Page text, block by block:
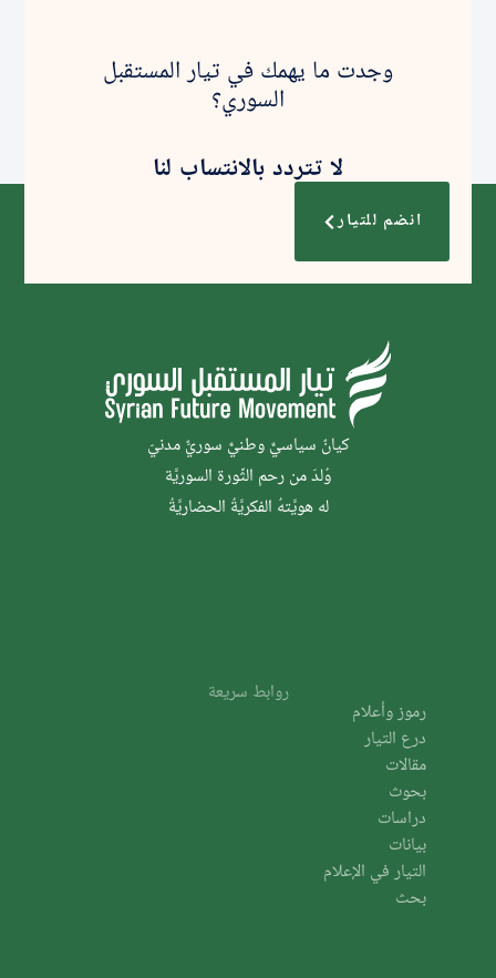
وجدت ما يهمك في تيار المستقبل
السوري؟
لا تتردد بالانتساب لنا
انضم للتيار
كيانٌ سياسيٌّ وطنيٌّ سوريٌّ مدنيّ
وُلدَ من رحم الثَّورة السوريَّة
له هويَّتهُ الفكريَّةُ الحضاريَّةُ
روابط سريعة
رموز وأعلام
درع التيار
مقالات
بحوث
دراسات
بيانات
التيار في الإعلام
بحث